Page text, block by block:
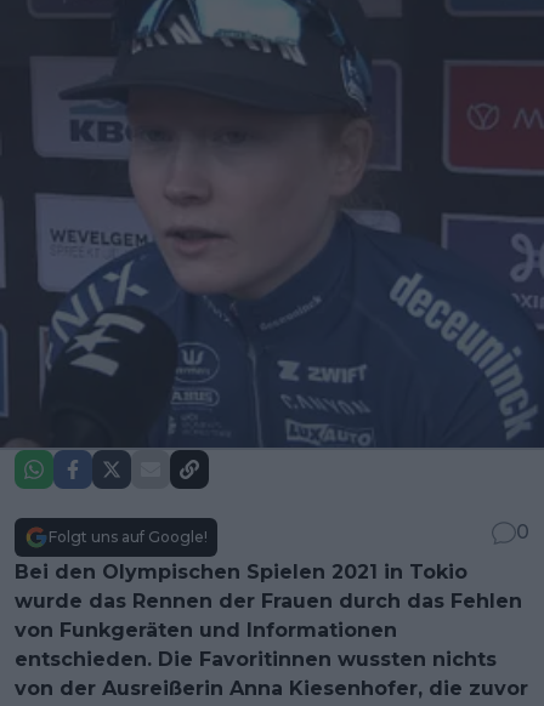
Folgt uns auf Google!
0
Bei den Olympischen Spielen 2021 in Tokio
wurde das Rennen der Frauen durch das Fehlen
von Funkgeräten und Informationen
entschieden. Die Favoritinnen wussten nichts
von der Ausreißerin Anna Kiesenhofer, die zuvor